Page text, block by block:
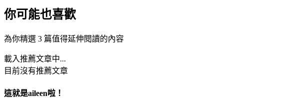
你可能也喜歡
為你精選 3 篇值得延伸閱讀的內容
載入推薦文章中...
目前沒有推薦文章
這就是aileen啦！